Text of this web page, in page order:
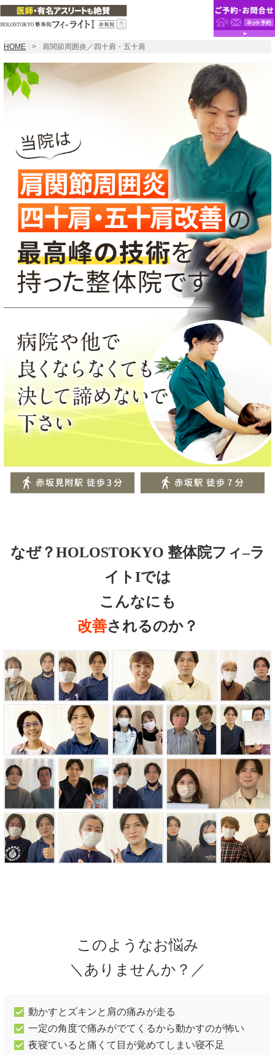
HOME 肩関節周囲炎／四十肩・五十肩
なぜ？HOLOSTOKYO 整体院フィ–ラ
イトIでは
こんなにも
改善されるのか？
このようなお悩み
＼ありませんか？／
動かすとズキンと肩の痛みが走る
一定の角度で痛みがでてくるから動かすのが怖い
夜寝ていると痛くて目が覚めてしまい寝不足